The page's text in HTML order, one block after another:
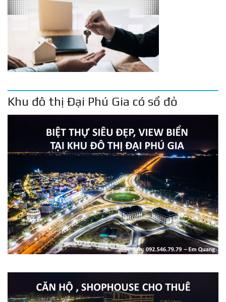
Khu đô thị Đại Phú Gia có sổ đỏ